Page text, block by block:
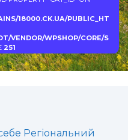
18000.CK.UA/PUBLIC_HT
VENDOR/WPSHOP/CORE/S
251
Регіональний